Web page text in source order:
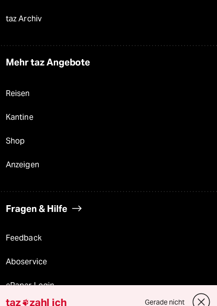
taz Archiv
Mehr taz Angebote
Reisen
Kantine
Shop
Anzeigen
Fragen & Hilfe
Feedback
Aboservice
ePaper Login
taz zahl ich Gerade nicht